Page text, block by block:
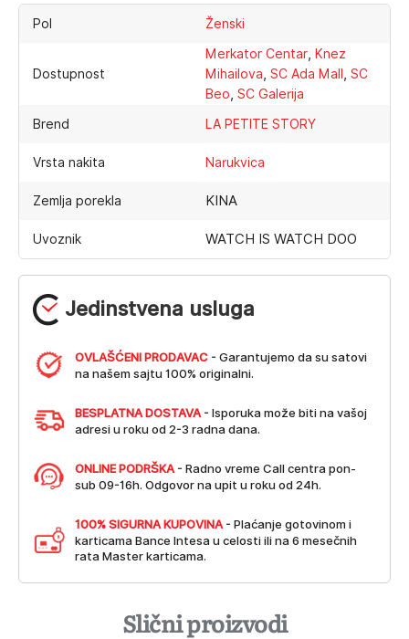
Jedinstvena usluga
OVLAŠĆENI PRODAVAC - Garantujemo da su satovi
na našem sajtu 100% originalni.
BESPLATNA DOSTAVA - Isporuka može biti na vašoj
adresi u roku od 2-3 radna dana.
ONLINE PODRŠKA - Radno vreme Call centra pon-
sub 09-16h. Odgovor na upit u roku od 24h.
100% SIGURNA KUPOVINA - Plaćanje gotovinom i
karticama Bance Intesa u celosti ili na 6 mesečnih
rata Master karticama.
Pol Ženski
Dostupnost
Merkator Centar, Knez
Mihailova, SC Ada Mall , SC
Beo, SC Galerija
Brend LA PETITE STORY
Vrsta nakita Narukvica
Zemlja porekla KINA
Uvoznik WATCH IS WATCH DOO
Slični proizvodi